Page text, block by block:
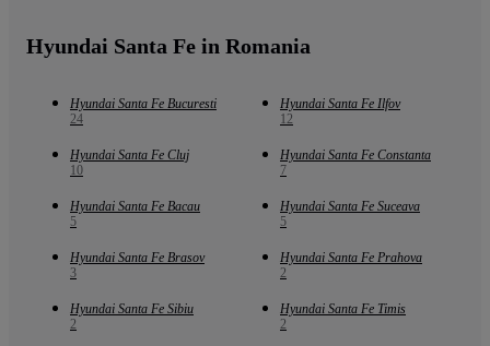
Hyundai Santa Fe in Romania
Hyundai Santa Fe Bucuresti
24
Hyundai Santa Fe Ilfov
12
Hyundai Santa Fe Cluj
10
Hyundai Santa Fe Constanta
7
Hyundai Santa Fe Bacau
5
Hyundai Santa Fe Suceava
5
Hyundai Santa Fe Brasov
3
Hyundai Santa Fe Prahova
2
Hyundai Santa Fe Sibiu
2
Hyundai Santa Fe Timis
2